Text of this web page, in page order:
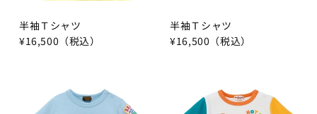
半袖Ｔシャツ
¥16,500（税込）
半袖Ｔシャツ
¥16,500（税込）